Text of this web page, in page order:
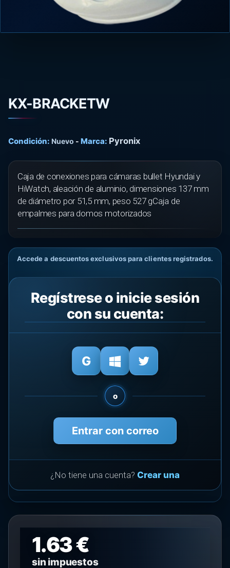
KX-BRACKETW
Condición: Nuevo - Marca: Pyronix
Caja de conexiones para cámaras bullet Hyundai y
HiWatch, aleación de aluminio, dimensiones 137 mm
de diámetro por 51,5 mm, peso 527 gCaja de
empalmes para domos motorizados
Accede a descuentos exclusivos para clientes registrados.
Regístrese o inicie sesión
con su cuenta:
o
Entrar con correo
¿No tiene una cuenta? Crear una
1.63 €
sin impuestos